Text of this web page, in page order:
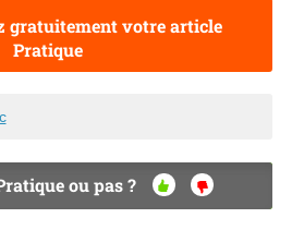
gratuitement votre article
Pratique
ou pas ?
OU
NO